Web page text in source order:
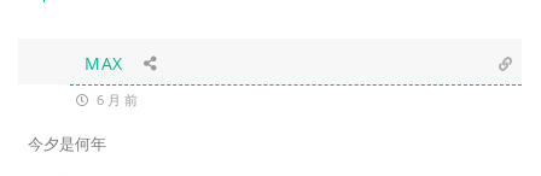
MAX
6 月 前
今夕是何年